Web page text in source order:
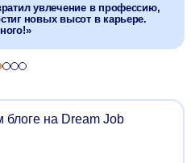
увлечение в профессию,
новых высот в карьере.
1
Cлайд 2
Cлайд 3
Cлайд 4
на Dream Job